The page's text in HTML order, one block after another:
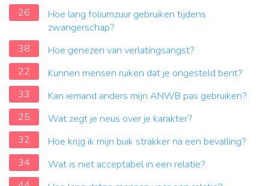
26
Hoe lang foliumzuur gebruiken tijdens
zwangerschap?
38
Hoe genezen van verlatingsangst?
22
Kunnen mensen ruiken dat je ongesteld bent?
33
Kan iemand anders mijn ANWB pas gebruiken?
25
Wat zegt je neus over je karakter?
32
Hoe krijg ik mijn buik strakker na een bevalling?
34
Wat is niet acceptabel in een relatie?